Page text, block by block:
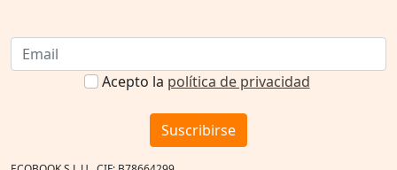
Acepto la política de privacidad
Suscribirse